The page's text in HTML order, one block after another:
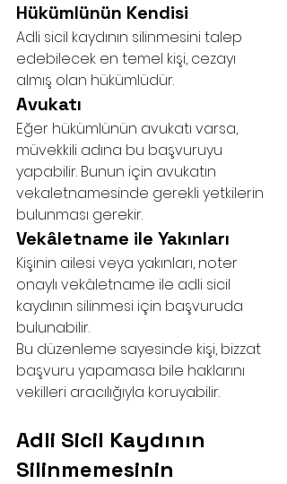
Hükümlünün Kendisi
Adli sicil kaydının silinmesini talep
edebilecek en temel kişi, cezayı
almış olan hükümlüdür.
Avukatı
Eğer hükümlünün avukatı varsa,
müvekkili adına bu başvuruyu
yapabilir. Bunun için avukatın
vekaletnamesinde gerekli yetkilerin
bulunması gerekir.
Vekâletname ile Yakınları
Kişinin ailesi veya yakınları, noter
onaylı vekâletname ile adli sicil
kaydının silinmesi için başvuruda
bulunabilir.
Bu düzenleme sayesinde kişi, bizzat
başvuru yapamasa bile haklarını
vekilleri aracılığıyla koruyabilir.
Adli Sicil Kaydının
Silinmemesinin